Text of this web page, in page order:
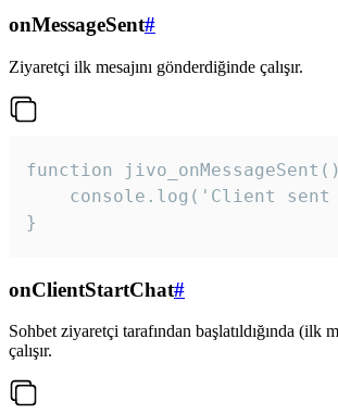
onMessageSent#
Ziyaretçi ilk mesajını gönderdiğinde çalışır.
function
console.log('Client
}
onClientStartChat#
Sohbet ziyaretçi tarafından başlatıldığında (ilk
çalışır.